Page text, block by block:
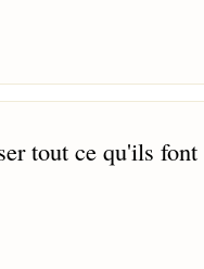
tout ce qu'ils font